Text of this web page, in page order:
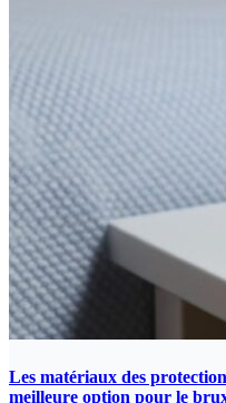
Les matériaux des
meilleure option pour le